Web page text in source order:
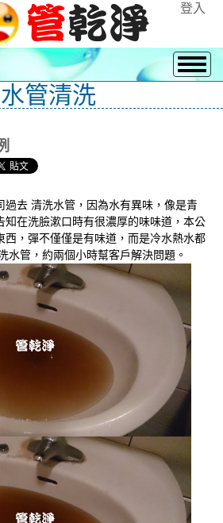
登入
管清洗
過去 清洗水管，因為水有異味，像是青
知在洗臉漱口時有很濃厚的味味道，本公
西，彈不僅僅是有味道，而是冷水熱水都
水管，約兩個小時幫客戶解決問題。